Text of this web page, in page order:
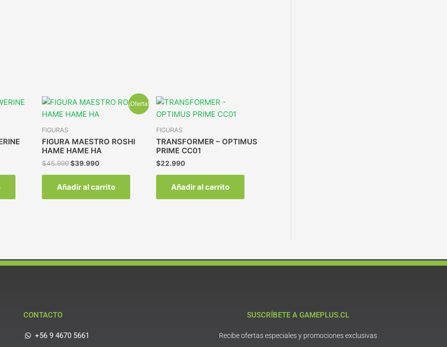
¡Oferta!
FIGURAS
FIGURA MAESTRO ROSHI
HAME HAME HA
$45.990 $39.990
Añadir al carrito
FIGURAS
TRANSFORMER – OPTIMUS
PRIME CC01
$22.990
Añadir al carrito
CONTACTO
+56 9 4670 5661
SUSCRÍBETE A GAMEPLUS.CL
Recibe ofertas especiales y promociones exclusivas